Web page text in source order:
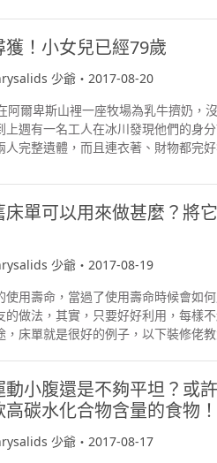
說不好。之後他建議我留下他的聯絡
你留時間去接更多義載客人吧！」之
沒五光十色，在一片混亂的澳門，繼
上文章及圖片均轉載自網路，所有版
跌在行車道上，相信現在已經收拾好
所有澳門人都知道： 1）氣象局局長
」的破壞力，而且發佈預警的時刻遠
果大雨將至，一定要將原本停泊在停
面的停車場，駛往高地停泊，或購買
被洪水浸過後，多數都不能夠再用；
一百蚊一個飯盒；亦有熱心街坊免費
士、熱窩和蕃茄屋； 4）的士司機繼續
可能會發生； 5）自己屋外外牆玻璃
否則累己累人； 6）消防人員、醫護人
人員、記者、電訊維修員、自來水公
分值得全澳巿民的愛戴和支持，因為
象的多好多，希望大家見到他們時都
分圖片取自網絡，該圖片版權全歸拍攝
高園街街上。 無論是泊置於停車場內
無一幸免，全都被浸，大慨不能夠再
根拔起，巿民要到街上攞水。 天氣炎
，簡直是苦不堪言。 颶風已經不是第
卻絲毫無吸取過去的教訓， 筆者希望
隨隨便便道句歉就可以解決問題，
訓，告訴澳門巿民知道，你們未來會
令到澳門巿民將來不用再受斷水斷電之
！小女兒已經79歲
少爺・2017-08-20
阿爾卑斯山裡一座牧場為乳牛擠奶，
上週有一名工人在冰川發現他們的身
人完整遺體，而且連衣著、財物都完
被尋獲。（圖／翻攝自International
綜合外媒報導，丈夫馬塞林（
，而妻子弗蘭辛（Francine
個孩子，不料1942年在阿爾卑斯山突
警方尋獲，兩人完整保存在冰川中，
財物也完好無損。 消息一出，讓他們
）覺得欣慰，儘管她已高齡79
在尋找他們，從沒放棄」，如今終於
文章及圖片均轉載自網路，所有版權歸
床單可以用來做甚麼？將
少爺・2017-08-19
使用壽命，當過了使用壽命時候會如
的做法，其實，只要好好利用，每樣
，床單就是很好的例子，以下裝修佬教
各種雜物，瞬間解決淩亂，恢復整潔
雜物收納 。 枱墊 將床單裁剪成相同
小的硬紙板，然後七個一組疊在一起
它們拼起來，想要長一點的話，也可
小腹還是不夠平坦？或
碳水化合物含量的食物！
少爺・2017-08-17